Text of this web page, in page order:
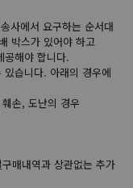
사에서 요구하는 순서대
박스가 있어야 하고
공해야 합니다.
습니다. 아래의 경우에
손, 도난의 경우
매내역과 상관없는 추가